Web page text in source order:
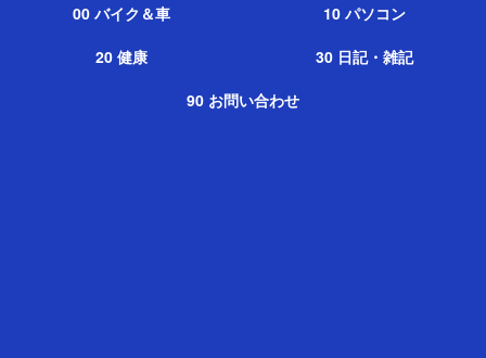
00 バイク＆車
10 パソコン
20 健康
30 日記・雑記
90 お問い合わせ